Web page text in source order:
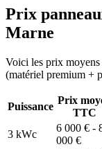
Prix
Marne
Voici les prix moyens
(matériel premium +
Puissance
Prix
TTC
3 kWc
6 000 € -
000 €